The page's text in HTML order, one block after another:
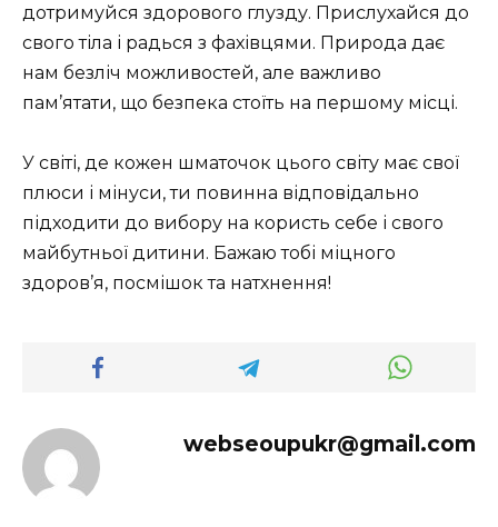
дотримуйся здорового глузду. Прислухайся до
свого тіла і радься з фахівцями. Природа дає
нам безліч можливостей, але важливо
пам’ятати, що безпека стоїть на першому місці.
У світі, де кожен шматочок цього світу має свої
плюси і мінуси, ти повинна відповідально
підходити до вибору на користь себе і свого
майбутньої дитини. Бажаю тобі міцного
здоров’я, посмішок та натхнення!
webseoupukr@gmail.com